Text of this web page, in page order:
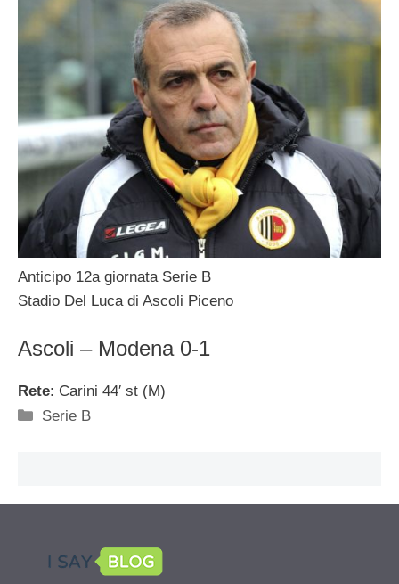
Anticipo 12a giornata Serie B
Stadio Del Luca di Ascoli Piceno
Ascoli – Modena 0-1
Rete: Carini 44′ st (M)
Categorie
Serie B